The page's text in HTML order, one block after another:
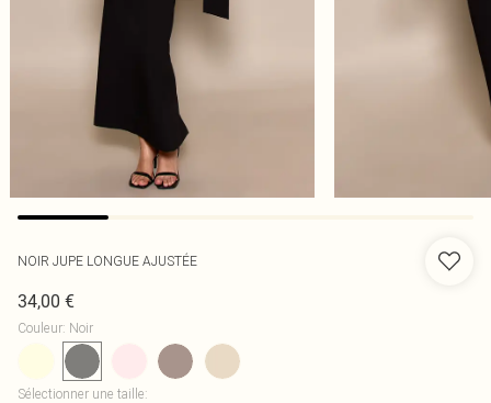
NOIR JUPE LONGUE AJUSTÉE
34,00 €
Couleur: Noir
Sélectionner une taille: